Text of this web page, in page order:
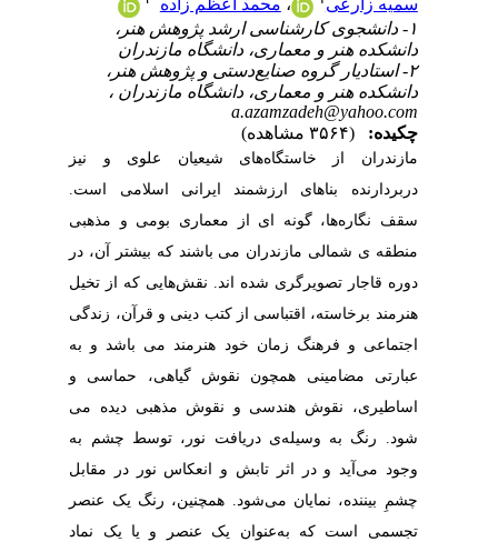
سمیه زارعی
،محمد اعظم زاده
۱- دانشجوی کارشناسی ارشد پژوهش هنر،
دانشکده هنر و معماری، دانشگاه مازندران
۲- استادیار گروه صنایع‌دستی و پژوهش هنر،
دانشکده هنر و معماری، دانشگاه مازندران ،
a.azamzadeh@yahoo.com
چکیده:
مازندران از خاستگاه‌های شیعیان علوی و نیز
دربردارنده بناهای ارزشمند ایرانی اسلامی است.
سقف نگاره‌ها، گونه ای از معماری بومی و مذهبی
منطقه ی شمالی مازندران می باشند که بیشتر آن، در
دوره قاجار تصویرگری شده اند. نقش‌هایی که از تخیل
هنرمند برخاسته، اقتباسی از کتب دینی و قرآن، زندگی
اجتماعی و فرهنگ زمان خود هنرمند می باشد و به
عبارتی مضامینی همچون نقوش گیاهی، حماسی و
اساطیری، نقوش هندسی و نقوش مذهبی دیده می
شود. رنگ به وسیله‌ی دریافت نور، توسط چشم به
وجود می‌آید و در اثر تابش و انعکاس نور در مقابل
چشمِ بیننده، نمایان می‌شود. همچنین، رنگ یک عنصر
تجسمی است که به‌عنوان یک عنصر و یا یک نماد